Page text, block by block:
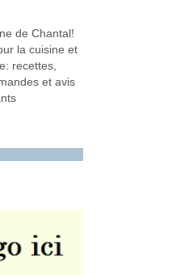
de Chantal!
la cuisine et
recettes,
et avis